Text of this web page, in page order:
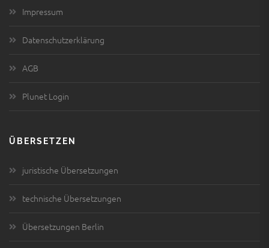
Impressum
Datenschutzerklärung
AGB
Plunet Login
ÜBERSETZEN
juristische Übersetzungen
technische Übersetzungen
Übersetzungen Berlin